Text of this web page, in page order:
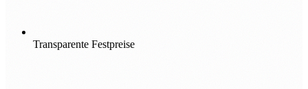
Transparente Festpreise